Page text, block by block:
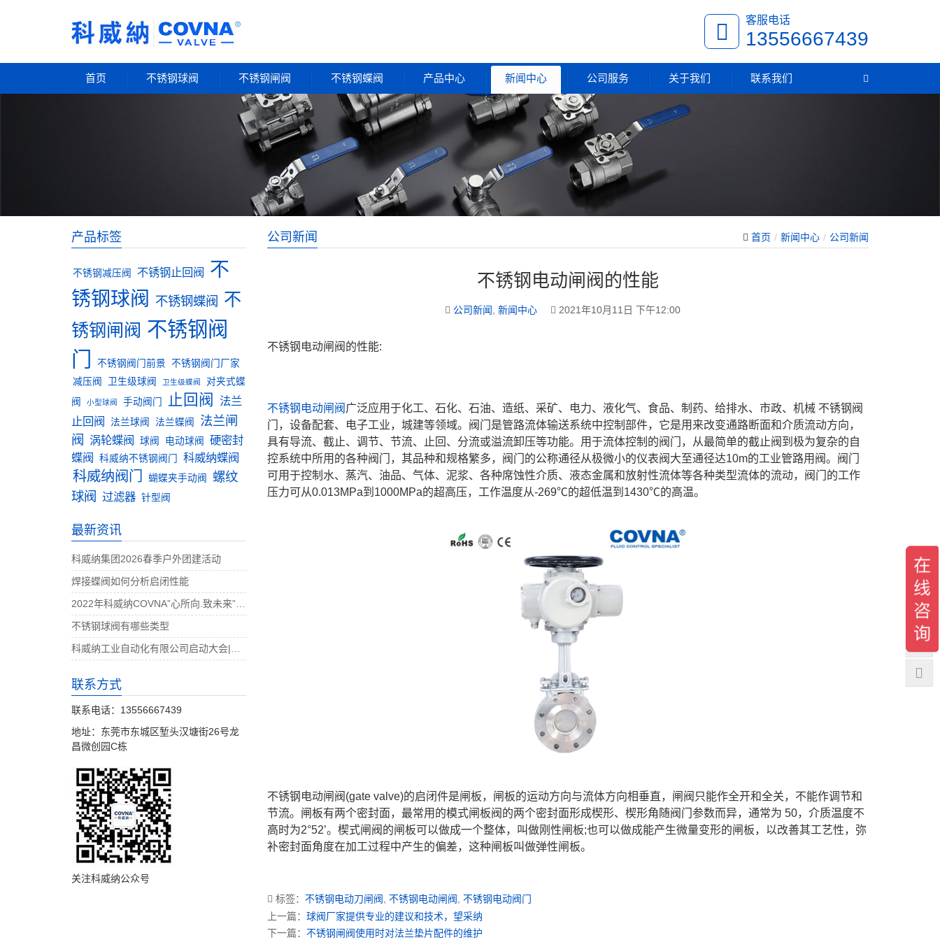
客服电话
13556667439
首页 不锈钢球阀 不锈钢闸阀 不锈钢蝶阀 产品中心 新闻中心 公司服务 关于我们 联系我们
首页 新闻中心 公司新闻
公司新闻
不锈钢电动闸阀的性能
公司新闻 新闻中心 2021年10月11日 下午12:00
不锈钢电动闸阀的性能:
不锈钢电动闸阀 广泛应用于化工、石化、石油、造纸、采矿、电力、液化气、食品、制药、给排水、市政、机械 不锈钢阀
门，设备配套、电子工业，城建等领域。阀门是管路流体输送系统中控制部件，它是用来改变通路断面和介质流动方向，
具有导流、截止、调节、节流、止回、分流或溢流卸压等功能。用于流体控制的阀门，从最简单的截止阀到极为复杂的自
控系统中所用的各种阀门，其品种和规格繁多，阀门的公称通径从极微小的仪表阀大至通径达10m的工业管路用阀。阀门
可用于控制水、蒸汽、油品、气体、泥浆、各种席蚀性介质、液态金属和放射性流体等各种类型流体的流动，阀门的工作
压力可从0.013MPa到1000MPa的超高压，工作温度从-269℃的超低温到1430℃的高温。
不锈钢电动闸阀(gate valve)的启闭件是闸板，闸板的运动方向与流体方向相垂直，闸阀只能作全开和全关，不能作调节和
节流。闸板有两个密封面，最常用的模式闸板阀的两个密封面形成楔形、楔形角随阀门参数而异，通常为 50，介质温度不
高时为2°52’。楔式闸阀的闸板可以做成一个整体，叫做刚性闸板;也可以做成能产生微量变形的闸板，以改善其工艺性，弥
补密封面角度在加工过程中产生的偏差，这种闸板叫做弹性闸板。
标签： 不锈钢电动刀闸阀 不锈钢电动闸阀
不锈钢电动阀门
上一篇： 球阀厂家提供专业的建议和技术，望采纳
下一篇： 不锈钢闸阀使用时对法兰垫片配件的维护
产品标签
不锈钢减压阀 不锈钢止回阀
不
锈钢球阀
不锈钢蝶阀 不
锈钢闸阀 不锈钢阀
门
不锈钢阀门前景 不锈钢阀门厂家
减压阀
卫生级球阀 卫生级蝶阀
对夹式蝶
阀
小型球阀 手动阀门 止回阀
法兰
止回阀
法兰球阀 法兰蝶阀
法兰闸
阀 涡轮蝶阀 球阀 电动球阀
硬密封
蝶阀
科威纳不锈钢阀门 科威纳蝶阀
科威纳阀门 蝴蝶夹手动阀
螺纹
球阀 过滤器 针型阀
最新资讯
科威纳集团2026春季户外团建活动
焊接蝶阀如何分析启闭性能
不锈钢球阀有哪些类型
联系方式
联系电话：13556667439
地址：东莞市东城区堑头汉塘街26号龙
昌微创园C栋
关注科威纳公众号